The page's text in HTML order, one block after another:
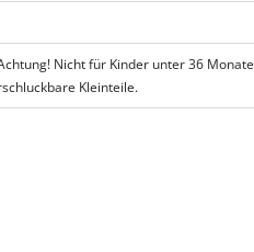
Nicht für Kinder unter 36 Monate
Kleinteile.